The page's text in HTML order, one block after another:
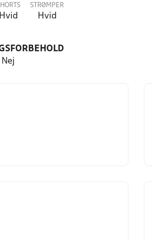
Hvid
STRØMPER
Hvid
Nej